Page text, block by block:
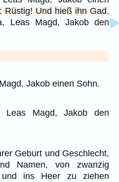
Rüstig! Und hieß ihn Gad.
Leas Magd, Jakob den
Jakob einen Sohn.
Leas Magd, Jakob den
Geburt und Geschlecht,
Namen, von zwanzig
ins Heer zu ziehen